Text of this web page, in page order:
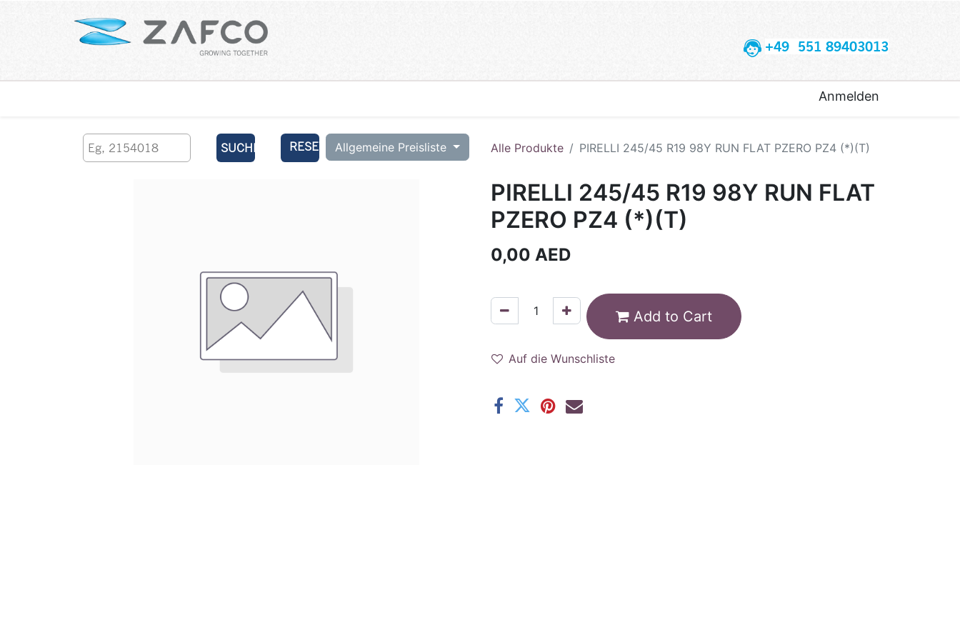
+49 551 89403013
Anmelden
SUCHEN RESET Allgemeine Preisliste Alle Produkte PIRELLI 245/45 R19 98Y RUN FLAT PZERO PZ4 (*)(T)
PIRELLI 245/45 R19 98Y RUN FLAT
PZERO PZ4 (*)(T)
0,00 AED
Add to Cart
Auf die Wunschliste